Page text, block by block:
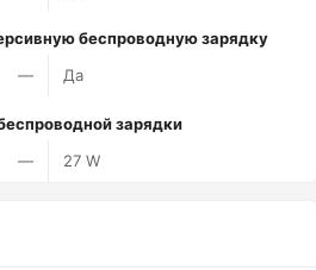
беспроводную зарядку
—
Да
зарядки
—
27 W